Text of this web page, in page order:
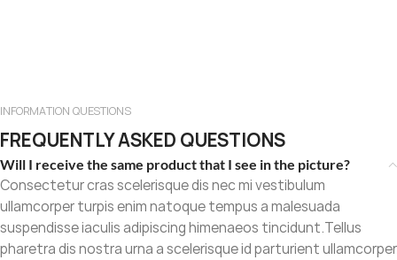
INFORMATION QUESTIONS
FREQUENTLY ASKED QUESTIONS
Will I receive the same product that I see in the picture?
Consectetur cras scelerisque dis nec mi vestibulum
ullamcorper turpis enim natoque tempus a malesuada
suspendisse iaculis adipiscing himenaeos tincidunt.Tellus
pharetra dis nostra urna a scelerisque id parturient ullamcorper